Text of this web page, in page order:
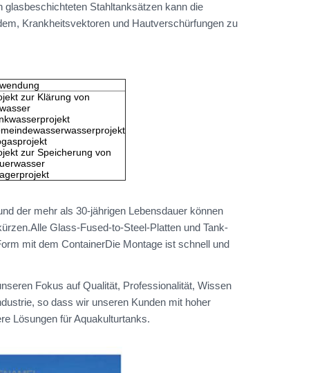
Stahltanksätzen kann die
Krankheitsvektoren und Hautverschürfungen zu
zur Klärung von
zur Speicherung von
der mehr als 30-jährigen Lebensdauer können
Glass-Fused-to-Steel-Platten und Tank-
mit dem ContainerDie Montage ist schnell und
Fokus auf Qualität, Professionalität, Wissen
so dass wir unseren Kunden mit hoher
Lösungen für Aquakulturtanks.